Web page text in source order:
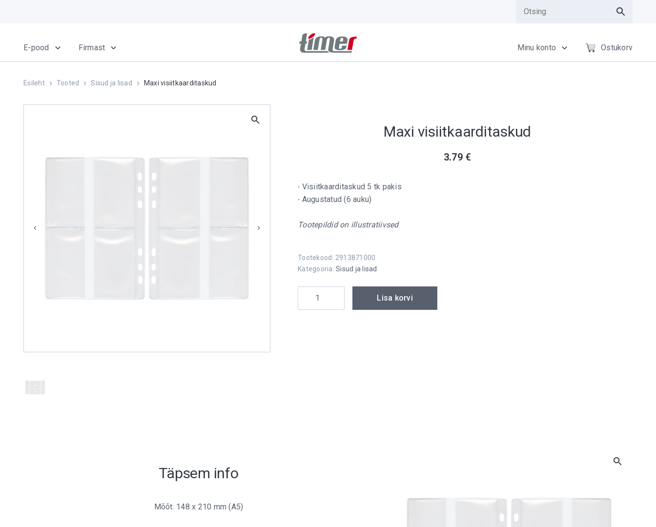
E-pood Firmast Minu konto Ostukorv
Esileht Tooted Sisud ja lisad Maxi visiitkaarditaskud
Maxi visiitkaarditaskud
3.79 €
· Visiitkaarditaskud 5 tk pakis
· Augustatud (6 auku)
Tootepildid on illustratiivsed
Tootekood: 2913871000
Kategooria: Sisud ja lisad
Lisa korvi
Täpsem info
Mõõt: 148 x 210 mm (A5)